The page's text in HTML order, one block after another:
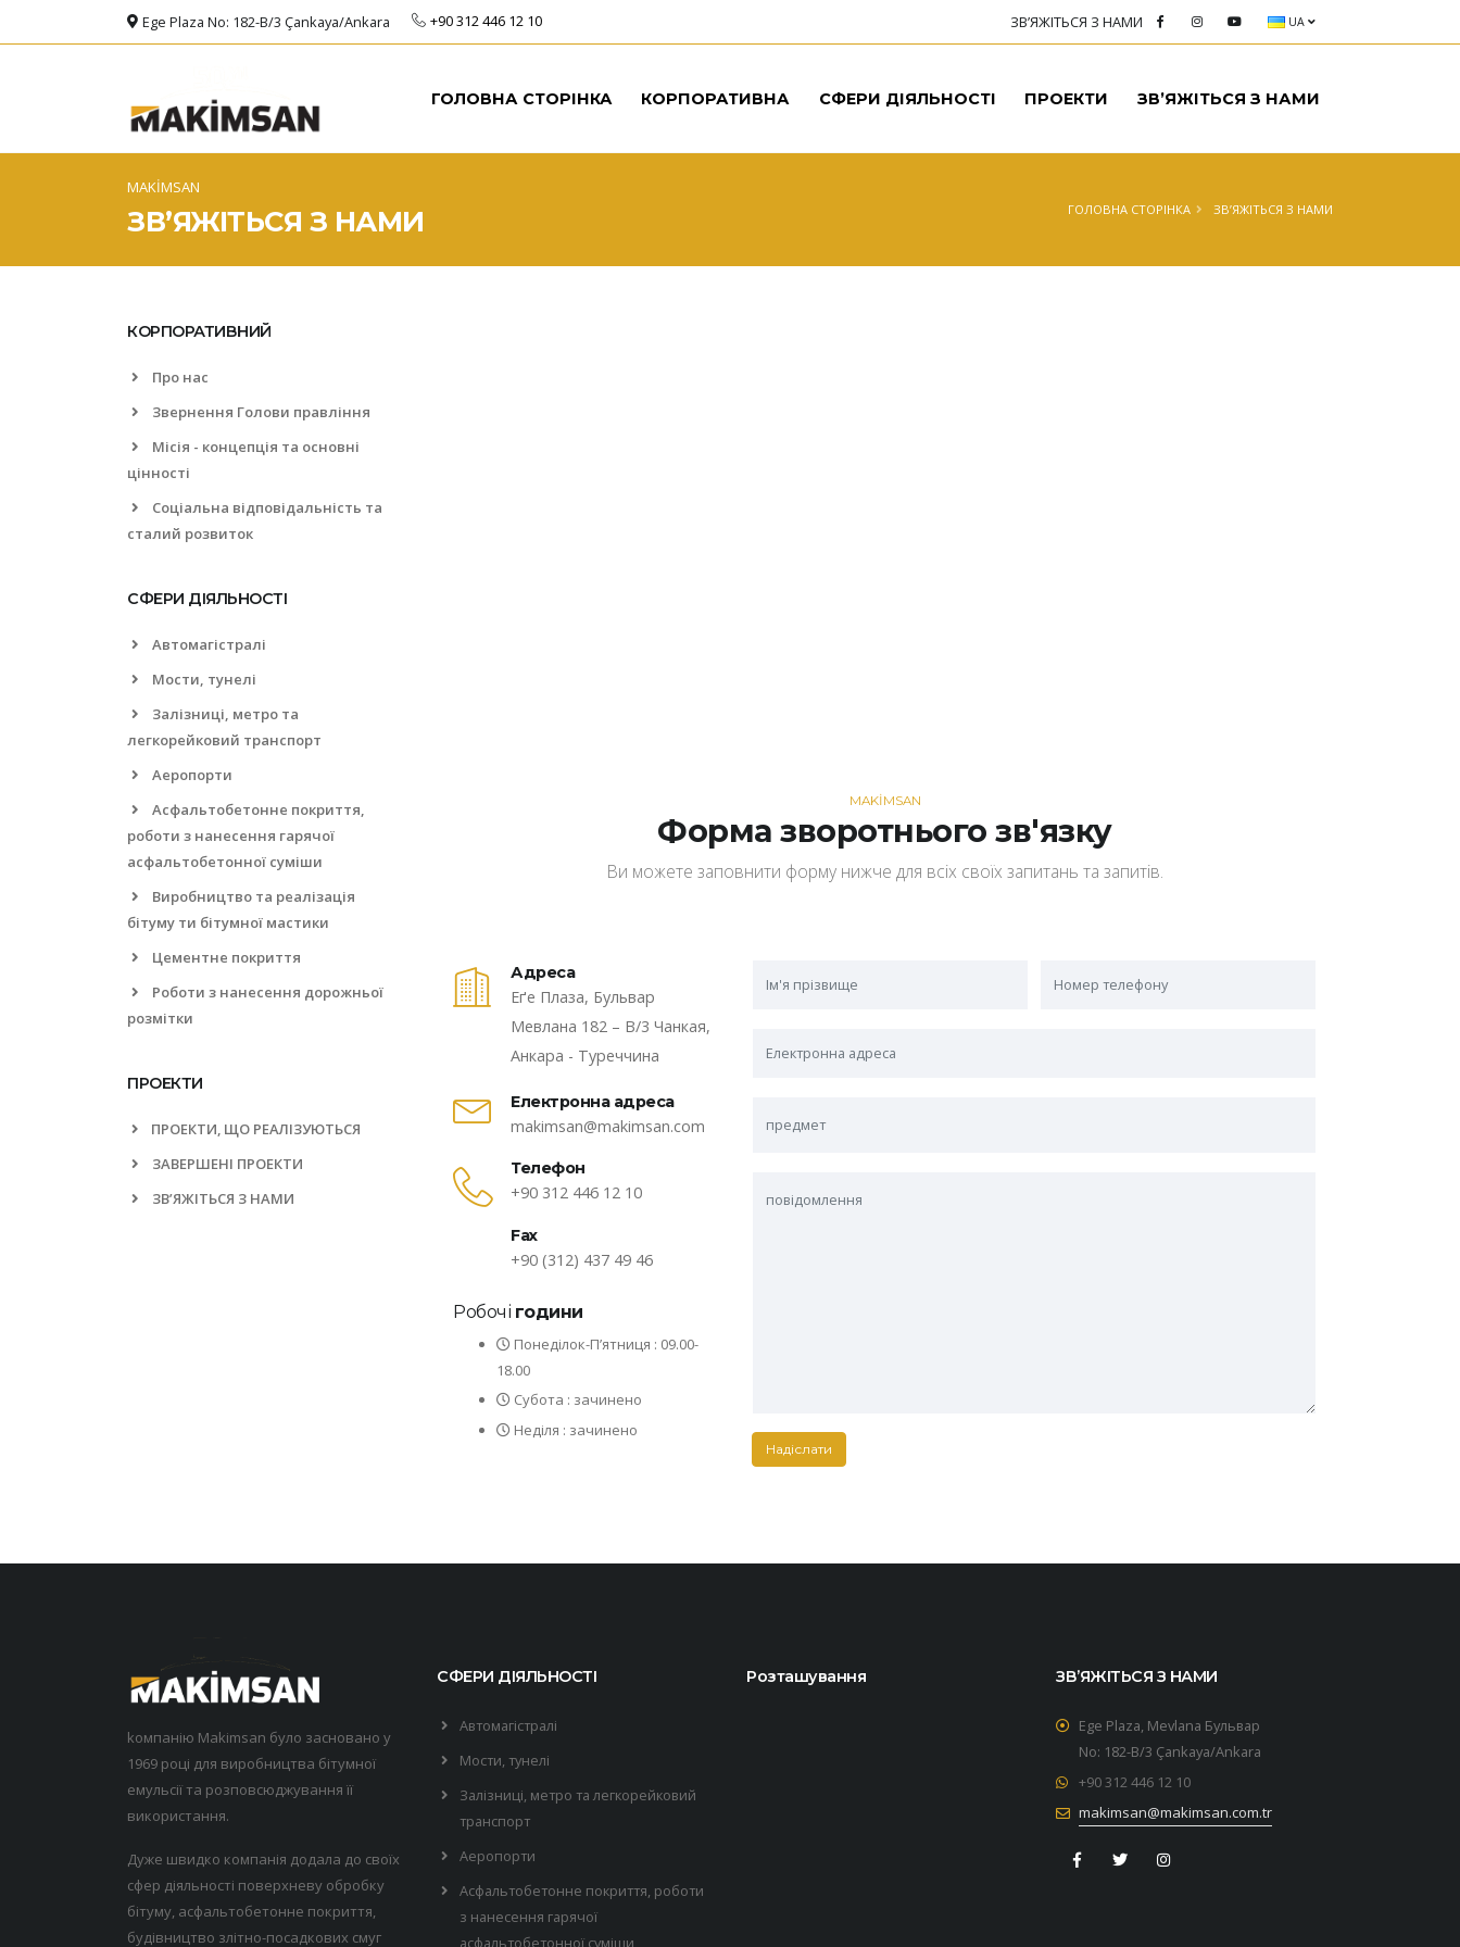
Ege Plaza No: 182-B/3 Çankaya/Ankara +90 312 446 12 10 ЗВ’ЯЖІТЬСЯ З НАМИ UA
ГОЛОВНА СТОРІНКА КОРПОРАТИВНА СФЕРИ ДІЯЛЬНОСТІ ПРОЕКТИ ЗВ’ЯЖІТЬСЯ З НАМИ
MAKİMSAN
ЗВ’ЯЖІТЬСЯ З НАМИ ГОЛОВНА СТОРІНКА ЗВ’ЯЖІТЬСЯ З НАМИ
КОРПОРАТИВНИЙ
Про нас
Звернення Голови правління
Місія - концепція та основні
цінності
Соціальна відповідальність та
сталий розвиток
СФЕРИ ДІЯЛЬНОСТІ
Автомагістралі
Мости, тунелі
Залізниці, метро та
легкорейковий транспорт
Аеропорти
Асфальтобетонне покриття,
роботи з нанесення гарячої
асфальтобетонної суміши
Виробництво та реалізація
бітуму ти бітумної мастики
Цементне покриття
Роботи з нанесення дорожньої
розмітки
ПРОЕКТИ
ПРОЕКТИ, ЩО РЕАЛІЗУЮТЬСЯ
ЗАВЕРШЕНІ ПРОЕКТИ
ЗВ’ЯЖІТЬСЯ З НАМИ
MAKİMSAN
Форма зворотнього зв'язку
Ви можете заповнити форму нижче для всіх своїх запитань та запитів.
Адреса
Еґе Плаза, Бульвар
Мевлана 182 – B/3 Чанкая,
Анкара - Туреччина
Електронна адреса
makimsan@makimsan.com
Телефон
+90 312 446 12 10
Fax
+90 (312) 437 49 46
Робочі години
Понеділок-П’ятниця : 09.00-
18.00
Субота : зачинено
Неділя : зачинено
kомпанію Makimsan було засновано у
1969 році для виробництва бітумної
емульсії та розповсюджування її
використання.
Дуже швидко компанія додала до своїх
сфер діяльності поверхневу обробку
бітуму, асфальтобетонне покриття,
будівництво злітно-посадкових смуг
СФЕРИ ДІЯЛЬНОСТІ
Автомагістралі
Мости, тунелі
Залізниці, метро та легкорейковий
транспорт
Аеропорти
Асфальтобетонне покриття, роботи
з нанесення гарячої
асфальтобетонної суміши
Розташування ЗВ’ЯЖІТЬСЯ З НАМИ
Ege Plaza, Mevlana Бульвар
No: 182-B/3 Çankaya/Ankara
+90 312 446 12 10
makimsan@makimsan.com.tr